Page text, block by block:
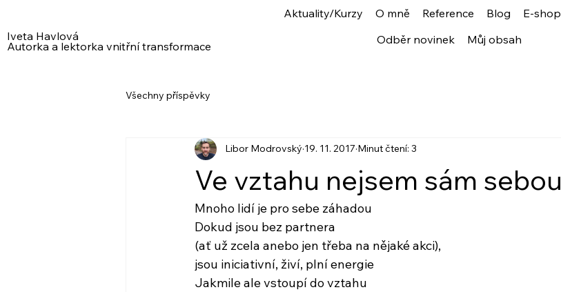
Iveta Havlová
Autorka a lektorka vnitřní transformace
Aktuality/Kurzy O mně Reference Blog E-shop
Odběr novinek
Můj obsah
Všechny příspěvky
Ve vztahu nejsem sám sebou
Libor Modrovský 19. 11. 2017 Minut čtení: 3
Mnoho lidí je pro sebe záhadou
Dokud jsou bez partnera
(ať už zcela anebo jen třeba na nějaké akci),
jsou iniciativní, živí, plní energie
Jakmile ale vstoupí do vztahu